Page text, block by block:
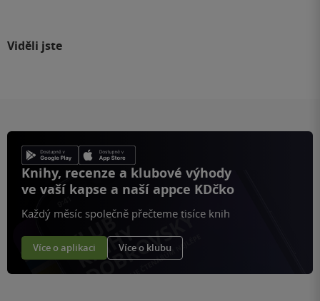
Viděli jste
Knihy, recenze a klubové výhody
ve vaší kapse a naší appce KDčko
Každý měsíc společně přečteme tisíce knih
Více o aplikaci Více o klubu